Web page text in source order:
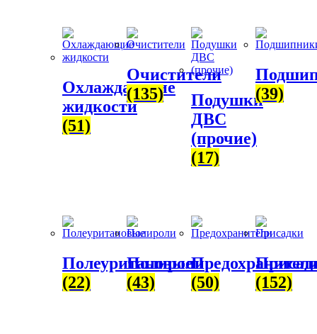
Охлаждающие
жидкости
(51)
Очистители
(135)
Подушки
ДВС
(прочие)
(17)
(39)
Полеуритановые
(22)
Полироли
(43)
(50)
(152)